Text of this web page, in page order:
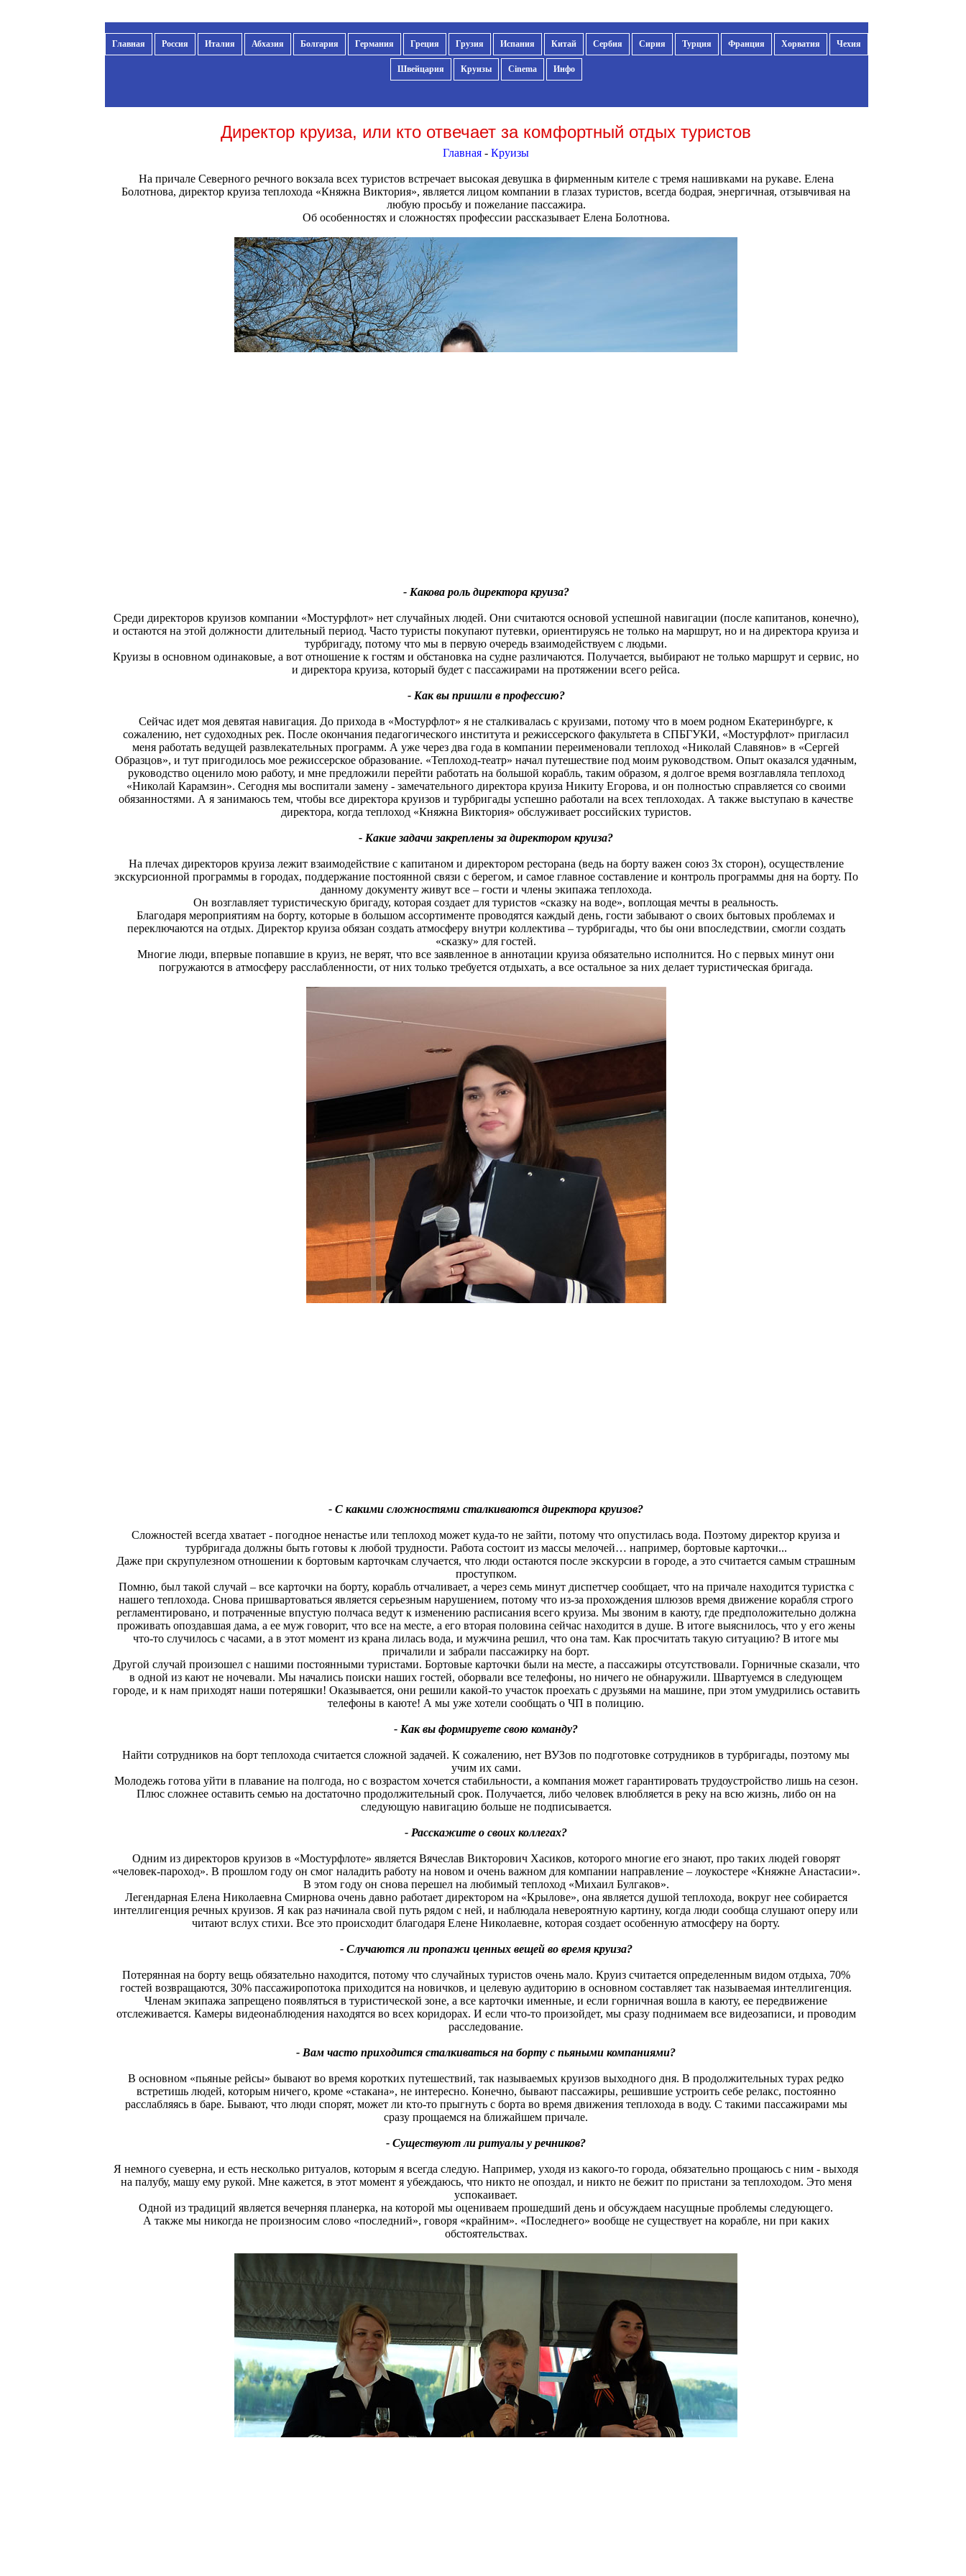
Главная Россия Италия Абхазия Болгария Германия Греция Грузия Испания Китай Сербия Сирия Турция Франция Хорватия Чехия
Швейцария Круизы Cinema Инфо
Директор круиза, или кто отвечает за комфортный отдых туристов
Главная -Круизы
На причале Северного речного вокзала всех туристов встречает высокая девушка в фирменным кителе с тремя нашивками на рукаве. Елена
Болотнова, директор круиза теплохода «Княжна Виктория», является лицом компании в глазах туристов, всегда бодрая, энергичная, отзывчивая на
любую просьбу и пожелание пассажира.
Об особенностях и сложностях профессии рассказывает Елена Болотнова.
- Какова роль директора круиза?
Среди директоров круизов компании «Мостурфлот» нет случайных людей. Они считаются основой успешной навигации (после капитанов, конечно),
и остаются на этой должности длительный период. Часто туристы покупают путевки, ориентируясь не только на маршрут, но и на директора круиза и
турбригаду, потому что мы в первую очередь взаимодействуем с людьми.
Круизы в основном одинаковые, а вот отношение к гостям и обстановка на судне различаются. Получается, выбирают не только маршрут и сервис, но
и директора круиза, который будет с пассажирами на протяжении всего рейса.
- Как вы пришли в профессию?
Сейчас идет моя девятая навигация. До прихода в «Мостурфлот» я не сталкивалась с круизами, потому что в моем родном Екатеринбурге, к
сожалению, нет судоходных рек. После окончания педагогического института и режиссерского факультета в СПБГУКИ, «Мостурфлот» пригласил
меня работать ведущей развлекательных программ. А уже через два года в компании переименовали теплоход «Николай Славянов» в «Сергей
Образцов», и тут пригодилось мое режиссерское образование. «Теплоход-театр» начал путешествие под моим руководством. Опыт оказался удачным,
руководство оценило мою работу, и мне предложили перейти работать на большой корабль, таким образом, я долгое время возглавляла теплоход
«Николай Карамзин». Сегодня мы воспитали замену - замечательного директора круиза Никиту Егорова, и он полностью справляется со своими
обязанностями. А я занимаюсь тем, чтобы все директора круизов и турбригады успешно работали на всех теплоходах. А также выступаю в качестве
директора, когда теплоход «Княжна Виктория» обслуживает российских туристов.
- Какие задачи закреплены за директором круиза?
На плечах директоров круиза лежит взаимодействие с капитаном и директором ресторана (ведь на борту важен союз 3х сторон), осуществление
экскурсионной программы в городах, поддержание постоянной связи с берегом, и самое главное составление и контроль программы дня на борту. По
данному документу живут все – гости и члены экипажа теплохода.
Он возглавляет туристическую бригаду, которая создает для туристов «сказку на воде», воплощая мечты в реальность.
Благодаря мероприятиям на борту, которые в большом ассортименте проводятся каждый день, гости забывают о своих бытовых проблемах и
переключаются на отдых. Директор круиза обязан создать атмосферу внутри коллектива – турбригады, что бы они впоследствии, смогли создать
«сказку» для гостей.
Многие люди, впервые попавшие в круиз, не верят, что все заявленное в аннотации круиза обязательно исполнится. Но с первых минут они
погружаются в атмосферу расслабленности, от них только требуется отдыхать, а все остальное за них делает туристическая бригада.
- С какими сложностями сталкиваются директора круизов?
Сложностей всегда хватает - погодное ненастье или теплоход может куда-то не зайти, потому что опустилась вода. Поэтому директор круиза и
турбригада должны быть готовы к любой трудности. Работа состоит из массы мелочей… например, бортовые карточки...
Даже при скрупулезном отношении к бортовым карточкам случается, что люди остаются после экскурсии в городе, а это считается самым страшным
проступком.
Помню, был такой случай – все карточки на борту, корабль отчаливает, а через семь минут диспетчер сообщает, что на причале находится туристка с
нашего теплохода. Снова пришвартоваться является серьезным нарушением, потому что из-за прохождения шлюзов время движение корабля строго
регламентировано, и потраченные впустую полчаса ведут к изменению расписания всего круиза. Мы звоним в каюту, где предположительно должна
проживать опоздавшая дама, а ее муж говорит, что все на месте, а его вторая половина сейчас находится в душе. В итоге выяснилось, что у его жены
что-то случилось с часами, а в этот момент из крана лилась вода, и мужчина решил, что она там. Как просчитать такую ситуацию? В итоге мы
причалили и забрали пассажирку на борт.
Другой случай произошел с нашими постоянными туристами. Бортовые карточки были на месте, а пассажиры отсутствовали. Горничные сказали, что
в одной из кают не ночевали. Мы начались поиски наших гостей, оборвали все телефоны, но ничего не обнаружили. Швартуемся в следующем
городе, и к нам приходят наши потеряшки! Оказывается, они решили какой-то участок проехать с друзьями на машине, при этом умудрились оставить
телефоны в каюте! А мы уже хотели сообщать о ЧП в полицию.
- Как вы формируете свою команду?
Найти сотрудников на борт теплохода считается сложной задачей. К сожалению, нет ВУЗов по подготовке сотрудников в турбригады, поэтому мы
учим их сами.
Молодежь готова уйти в плавание на полгода, но с возрастом хочется стабильности, а компания может гарантировать трудоустройство лишь на сезон.
Плюс сложнее оставить семью на достаточно продолжительный срок. Получается, либо человек влюбляется в реку на всю жизнь, либо он на
следующую навигацию больше не подписывается.
- Расскажите о своих коллегах?
Одним из директоров круизов в «Мостурфлоте» является Вячеслав Викторович Хасиков, которого многие его знают, про таких людей говорят
«человек-пароход». В прошлом году он смог наладить работу на новом и очень важном для компании направление – лоукостере «Княжне Анастасии».
В этом году он снова перешел на любимый теплоход «Михаил Булгаков».
Легендарная Елена Николаевна Смирнова очень давно работает директором на «Крылове», она является душой теплохода, вокруг нее собирается
интеллигенция речных круизов. Я как раз начинала свой путь рядом с ней, и наблюдала невероятную картину, когда люди сообща слушают оперу или
читают вслух стихи. Все это происходит благодаря Елене Николаевне, которая создает особенную атмосферу на борту.
- Случаются ли пропажи ценных вещей во время круиза?
Потерянная на борту вещь обязательно находится, потому что случайных туристов очень мало. Круиз считается определенным видом отдыха, 70%
гостей возвращаются, 30% пассажиропотока приходится на новичков, и целевую аудиторию в основном составляет так называемая интеллигенция.
Членам экипажа запрещено появляться в туристической зоне, а все карточки именные, и если горничная вошла в каюту, ее передвижение
отслеживается. Камеры видеонаблюдения находятся во всех коридорах. И если что-то произойдет, мы сразу поднимаем все видеозаписи, и проводим
расследование.
- Вам часто приходится сталкиваться на борту с пьяными компаниями?
В основном «пьяные рейсы» бывают во время коротких путешествий, так называемых круизов выходного дня. В продолжительных турах редко
встретишь людей, которым ничего, кроме «стакана», не интересно. Конечно, бывают пассажиры, решившие устроить себе релакс, постоянно
расслабляясь в баре. Бывают, что люди спорят, может ли кто-то прыгнуть с борта во время движения теплохода в воду. С такими пассажирами мы
сразу прощаемся на ближайшем причале.
- Существуют ли ритуалы у речников?
Я немного суеверна, и есть несколько ритуалов, которым я всегда следую. Например, уходя из какого-то города, обязательно прощаюсь с ним - выходя
на палубу, машу ему рукой. Мне кажется, в этот момент я убеждаюсь, что никто не опоздал, и никто не бежит по пристани за теплоходом. Это меня
успокаивает.
Одной из традиций является вечерняя планерка, на которой мы оцениваем прошедший день и обсуждаем насущные проблемы следующего.
А также мы никогда не произносим слово «последний», говоря «крайним». «Последнего» вообще не существует на корабле, ни при каких
обстоятельствах.